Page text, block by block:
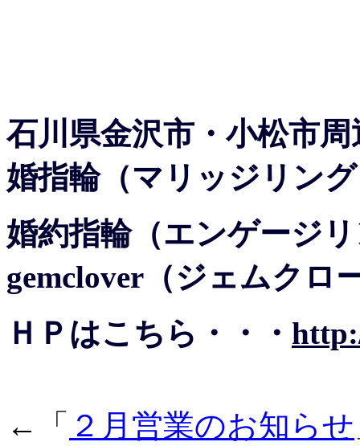
石川県金沢市・小松市
婚指輪（マリッジリン
婚約指輪（エンゲージ
gemclover（ジェムクロ
ＨＰはこちら・・・
←「 ２月営業のお知らせ